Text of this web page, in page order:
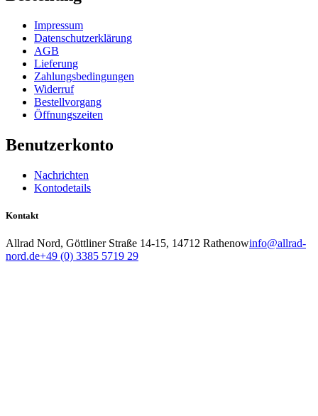
Impressum
Datenschutzerklärung
AGB
Lieferung
Zahlungsbedingungen
Widerruf
Bestellvorgang
Öffnungszeiten
Benutzerkonto
Nachrichten
Kontodetails
Kontakt
Allrad Nord, Göttliner Straße 14-15, 14712 Rathenowinfo@allrad-
nord.de+49 (0) 3385 5719 29